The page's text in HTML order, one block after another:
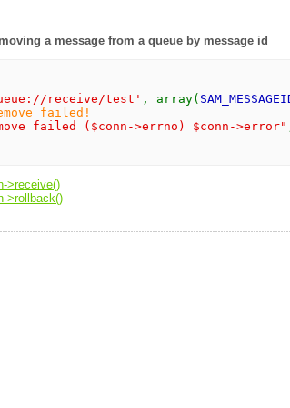
a message from a queue by message id
receive/test' , array(
failed!
failed ($conn->errno) $conn->error"
>receive()
>rollback()